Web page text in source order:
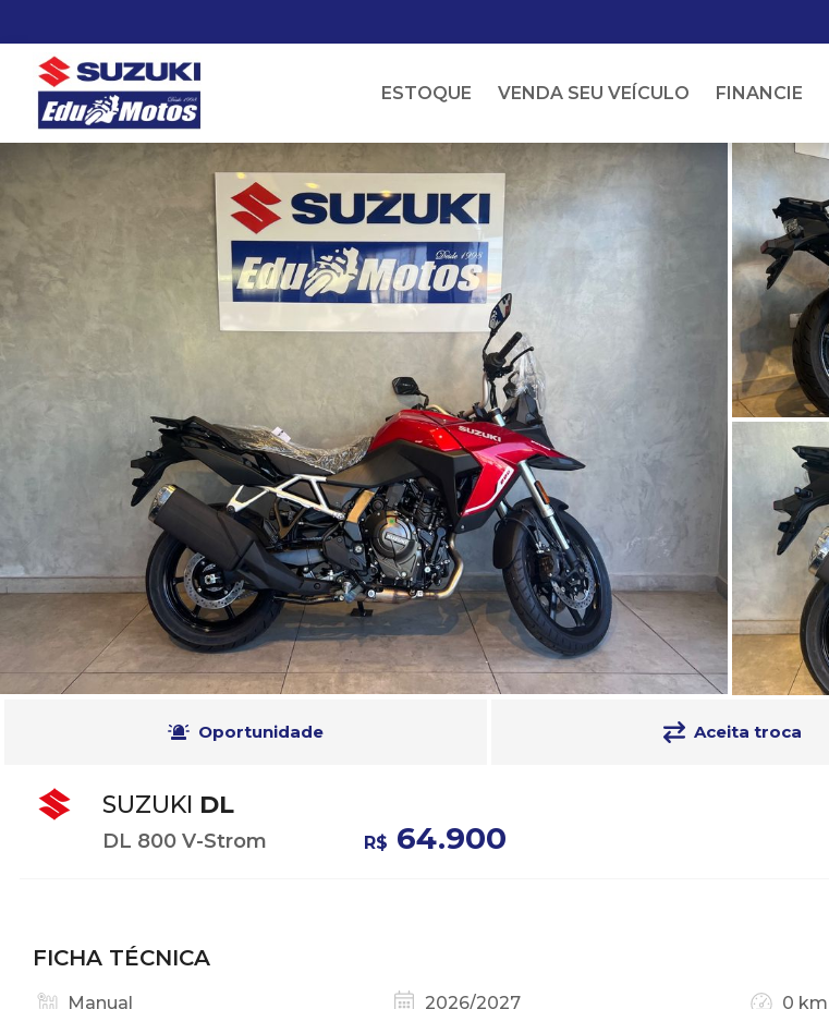
ESTOQUE VENDA SEU VEÍCULO FINANCIE
Oportunidade Aceita troca
SUZUKI DL
DL 800 V-Strom R$ 64.900
FICHA TÉCNICA
Manual 2026/2027 0 km